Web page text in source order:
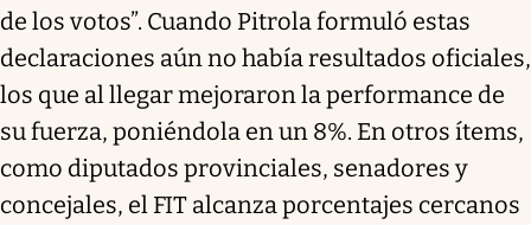
de los votos”. Cuando Pitrola formuló estas
declaraciones aún no había resultados oficiales,
los que al llegar mejoraron la performance de
su fuerza, poniéndola en un 8%. En otros ítems,
como diputados provinciales, senadores y
concejales, el FIT alcanza porcentajes cercanos